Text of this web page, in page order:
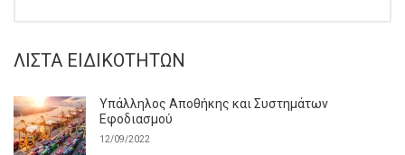
ΛΊΣΤΑ ΕΙΔΙΚΟΤΉΤΩΝ
Υπάλληλος Αποθήκης και Συστημάτων
Εφοδιασμού
12/09/2022